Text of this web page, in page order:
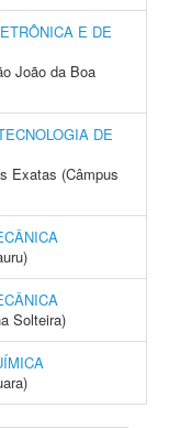
E DE
João da Boa
DE
Exatas (Câmpus
Solteira)